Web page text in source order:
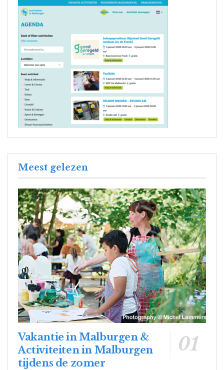
Meest gelezen
Vakantie in Malburgen &
Activiteiten in Malburgen
tijdens de zomer